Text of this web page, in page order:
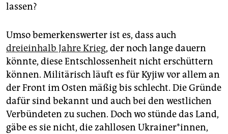
lassen?
Umso bemerkenswerter ist es, dass auch
dreieinhalb Jahre Krieg, der noch lange dauern
könnte, diese Entschlossenheit nicht erschüttern
können. Militärisch läuft es für Kyjiw vor allem an
der Front im Osten mäßig bis schlecht. Die Gründe
dafür sind bekannt und auch bei den westlichen
Verbündeten zu suchen. Doch wo stünde das Land,
gäbe es sie nicht, die zahllosen Ukrainer*innen,